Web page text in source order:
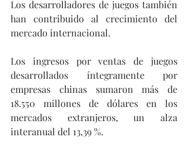
Los desarrolladores de juegos también
han contribuido al crecimiento del
mercado internacional.
Los ingresos por ventas de juegos
desarrollados íntegramente por
empresas chinas sumaron más de
18.550 millones de dólares en los
mercados extranjeros, un alza
interanual del 13,39 %.